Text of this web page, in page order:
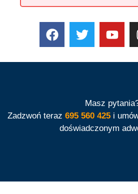
Masz
Zadzwoń teraz 695 560 425 i
doświadczonym